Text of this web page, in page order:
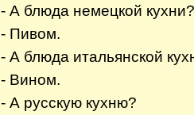
- А блюда немецкой кухни?
- Пивом.
- А блюда итальянской
- Вином.
- А русскую кухню?